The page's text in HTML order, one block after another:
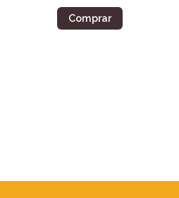
Comprar